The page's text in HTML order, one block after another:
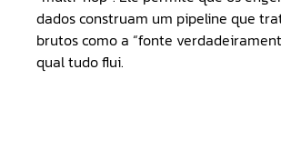
dados construam um pipeline que
brutos como a “fonte
qual tudo flui.